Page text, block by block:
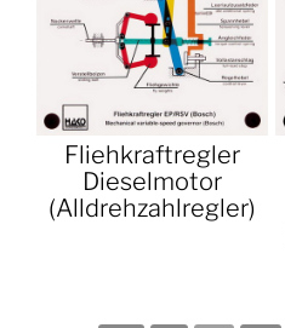
Fliehkraftregler
Dieselmotor
(Alldrehzahlregler)